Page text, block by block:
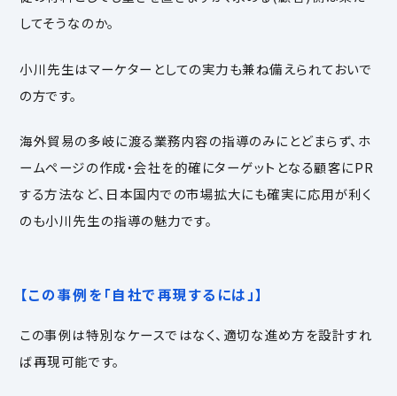
してそうなのか。
小川先生はマーケターとしての実力も兼ね備えられておいで
の方です。
海外貿易の多岐に渡る業務内容の指導のみにとどまらず、ホ
ームページの作成・会社を的確にターゲットとなる顧客にPR
する方法など、日本国内での市場拡大にも確実に応用が利く
のも小川先生の指導の魅力です。
【この事例を「自社で再現するには」】
この事例は特別なケースではなく、適切な進め方を設計すれ
ば再現可能です。